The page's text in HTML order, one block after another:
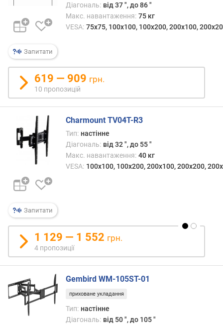
і
є
п
о
и
г
)
і
д
т
а
н
ь
м
і
п
о
л
и
Запитати
Діагональ: від 37 ", до 86 "
Макс. навантаження: 75 кг
VESA: 75x75, 100x100, 100x200, 200x100,
619 — 909 грн.
10 пропозицій
Запитати
Charmount TV04T-R3
Тип: настінне
Діагональ: від 32 ", до 55 "
Макс. навантаження: 40 кг
VESA: 100x100, 100x200, 200x100, 200x200,
1 129 — 1 552 грн.
4 пропозиції
Gembird WM-105ST-01
приховане укладання
Тип: настінне
Діагональ: від 50 ", до 105 "